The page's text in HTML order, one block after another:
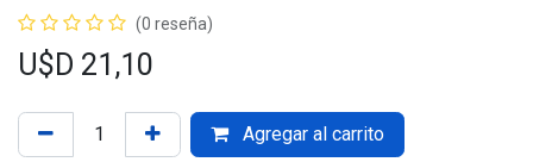
(0 reseña)
U$D 21,10
Agregar al carrito